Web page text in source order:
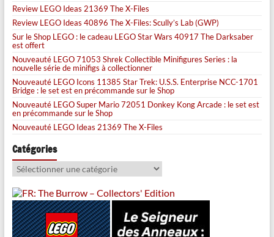
Review LEGO Ideas 21369 The X-Files
Review LEGO Ideas 40896 The X-Files: Scully’s Lab (GWP)
Sur le Shop LEGO : le cadeau LEGO Star Wars 40917 The Darksaber
est offert
Nouveauté LEGO 71053 Shrek Collectible Minifigures Series : la
nouvelle série de minifigs à collectionner
Nouveauté LEGO Icons 11385 Star Trek: U.S.S. Enterprise NCC-1701
Bridge : le set est en précommande sur le Shop
Nouveauté LEGO Super Mario 72051 Donkey Kong Arcade : le set est
en précommande sur le Shop
Nouveauté LEGO Ideas 21369 The X-Files
Catégories
Catégories